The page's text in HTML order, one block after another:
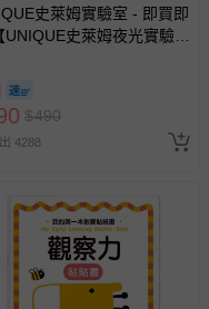
供（例如線上課程、遊
衣物、泳裝、襪子、地
與背巾、包屁衣、學習
「不可拆封」，或具警
史萊姆實驗室 - 即買即
UNIQUE史萊姆夜光實驗室
孩均一價(3歲以上需購票))
$490
4288